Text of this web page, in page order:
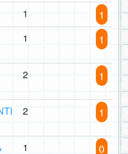
1 1
1 1
2 1
2 1
1 0